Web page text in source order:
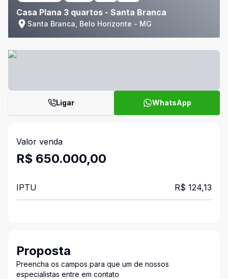
Casa Plana 3 quartos - Santa Branca
Santa Branca, Belo Horizonte - MG
Ligar WhatsApp
Valor venda
R$ 650.000,00
IPTU R$ 124,13
Proposta
Preencha os campos para que um de nossos
especialistas entre em contato